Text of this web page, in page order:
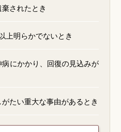
されたとき
上明らかでないとき
にかかり、回復の見込みが
たい重大な事由があるとき